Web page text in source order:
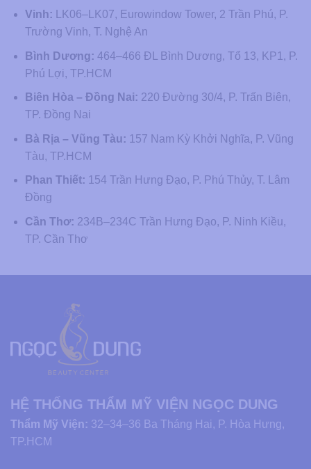
Vinh: LK06–LK07, Eurowindow Tower, 2 Trần Phú, P.
Trường Vinh, T. Nghệ An
Bình Dương: 464–466 ĐL Bình Dương, Tổ 13, KP1, P.
Phú Lợi, TP.HCM
Biên Hòa – Đồng Nai: 220 Đường 30/4, P. Trấn Biên,
TP. Đồng Nai
Bà Rịa – Vũng Tàu: 157 Nam Kỳ Khởi Nghĩa, P. Vũng
Tàu, TP.HCM
Phan Thiết: 154 Trần Hưng Đạo, P. Phú Thủy, T. Lâm
Đồng
Cần Thơ: 234B–234C Trần Hưng Đạo, P. Ninh Kiều,
TP. Cần Thơ
HỆ THỐNG THẨM MỸ VIỆN NGỌC DUNG
Thẩm Mỹ Viện: 32–34–36 Ba Tháng Hai, P. Hòa Hưng,
TP.HCM